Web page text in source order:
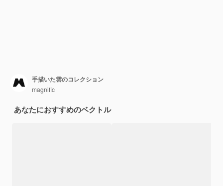
手描いた雲のコレクション
magnific
あなたにおすすめのベクトル